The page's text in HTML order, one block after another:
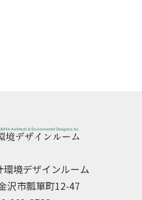
境デザインルーム
沢市瓢箪町12-47